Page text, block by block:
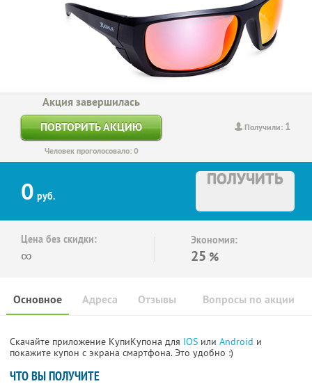
Получили: 1
Акция завершилась
ПОВТОРИТЬ АКЦИЮ
Человек проголосовало: 0
0 руб.
ПОЛУЧИТЬ
Цена без скидки:
∞
Экономия:
25 %
Основное Отзывы Вопросы по акции
Адреса
Скачайте приложение КупиКупона для IOS или Android и
покажите купон с экрана смартфона. Это удобно :)
ЧТО ВЫ ПОЛУЧИТЕ